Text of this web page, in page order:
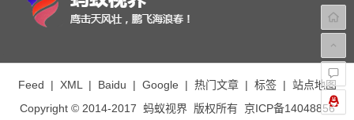
Feed | XML| Baidu | Google | 热门文章| 标签| 站点地图
Copyright © 2014-2017 蚂蚁视界版权所有 京ICP备14048856